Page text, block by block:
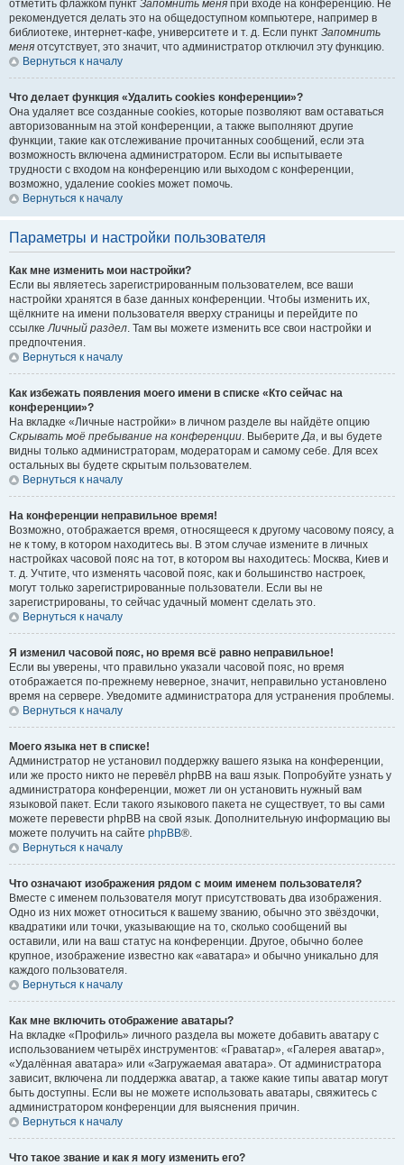
отметить флажком пункт Запомнить меня при входе на конференцию. Не
рекомендуется делать это на общедоступном компьютере, например в
библиотеке, интернет-кафе, университете и т. д. Если пункт Запомнить
меня отсутствует, это значит, что администратор отключил эту функцию.
Вернуться к началу
Что делает функция «Удалить cookies конференции»?
Она удаляет все созданные cookies, которые позволяют вам оставаться
авторизованным на этой конференции, а также выполняют другие
функции, такие как отслеживание прочитанных сообщений, если эта
возможность включена администратором. Если вы испытываете
трудности с входом на конференцию или выходом с конференции,
возможно, удаление cookies может помочь.
Вернуться к началу
Параметры и настройки пользователя
Как мне изменить мои настройки?
Если вы являетесь зарегистрированным пользователем, все ваши
настройки хранятся в базе данных конференции. Чтобы изменить их,
щёлкните на имени пользователя вверху страницы и перейдите по
ссылкеЛичный раздел. Там вы можете изменить все свои настройки и
предпочтения.
Вернуться к началу
Как избежать появления моего имени в списке «Кто сейчас на
конференции»?
На вкладке «Личные настройки» в личном разделе вы найдёте опцию
Скрывать моё пребывание на конференции. ВыберитеДа, и вы будете
видны только администраторам, модераторам и самому себе. Для всех
остальных вы будете скрытым пользователем.
Вернуться к началу
На конференции неправильное время!
Возможно, отображается время, относящееся к другому часовому поясу, а
не к тому, в котором находитесь вы. В этом случае измените в личных
настройках часовой пояс на тот, в котором вы находитесь: Москва, Киев и
т. д. Учтите, что изменять часовой пояс, как и большинство настроек,
могут только зарегистрированные пользователи. Если вы не
зарегистрированы, то сейчас удачный момент сделать это.
Вернуться к началу
Я изменил часовой пояс, но время всё равно неправильное!
Если вы уверены, что правильно указали часовой пояс, но время
отображается по-прежнему неверное, значит, неправильно установлено
время на сервере. Уведомите администратора для устранения проблемы.
Вернуться к началу
Моего языка нет в списке!
Администратор не установил поддержку вашего языка на конференции,
или же просто никто не перевёл phpBB на ваш язык. Попробуйте узнать у
администратора конференции, может ли он установить нужный вам
языковой пакет. Если такого языкового пакета не существует, то вы сами
можете перевести phpBB на свой язык. Дополнительную информацию вы
можете получить на сайте phpBB®.
Вернуться к началу
Что означают изображения рядом с моим именем пользователя?
Вместе с именем пользователя могут присутствовать два изображения.
Одно из них может относиться к вашему званию, обычно это звёздочки,
квадратики или точки, указывающие на то, сколько сообщений вы
оставили, или на ваш статус на конференции. Другое, обычно более
крупное, изображение известно как «аватара» и обычно уникально для
каждого пользователя.
Вернуться к началу
Как мне включить отображение аватары?
На вкладке «Профиль» личного раздела вы можете добавить аватару с
использованием четырёх инструментов: «Граватар», «Галерея аватар»,
«Удалённая аватара» или «Загружаемая аватара». От администратора
зависит, включена ли поддержка аватар, а также какие типы аватар могут
быть доступны. Если вы не можете использовать аватары, свяжитесь с
администратором конференции для выяснения причин.
Вернуться к началу
Что такое звание и как я могу изменить его?